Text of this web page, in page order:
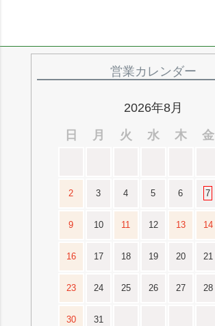
営業カレンダー
2026年8月
日
月 火 水 木 金
2 3 4 5 6 7
9 10 11 12 13 14
16 17 18 19 20 21
23 24 25 26 27 28
30 31